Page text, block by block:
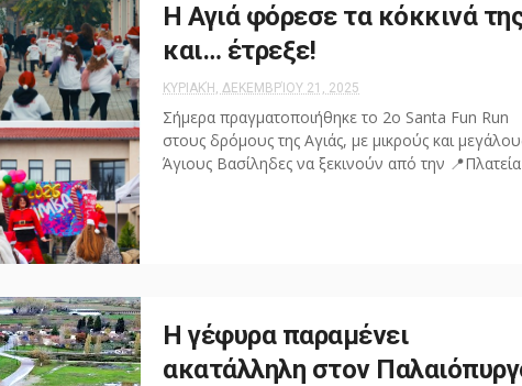
Η Αγιά φόρεσε τα κόκκινά
και… έτρεξε!
ΚΥΡΙΑΚΉ, ΔΕΚΕΜΒΡΊΟΥ 21, 2025
Σήμερα πραγματοποιήθηκε το 2ο Santa Fun Run
στους δρόμους της Αγιάς, με μικρούς και
Άγιους Βασίληδες να ξεκινούν από την 📍Πλατεία
Η γέφυρα παραμένει
ακατάλληλη στον